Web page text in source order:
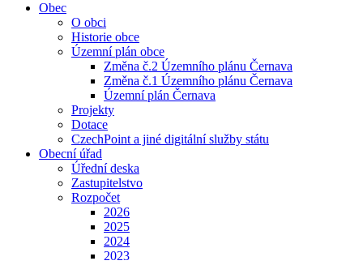
Obec
O obci
Historie obce
Územní plán obce
Změna č.2 Územního plánu Černava
Změna č.1 Územního plánu Černava
Územní plán Černava
Projekty
Dotace
CzechPoint a jiné digitální služby státu
Obecní úřad
Úřední deska
Zastupitelstvo
Rozpočet
2026
2025
2024
2023